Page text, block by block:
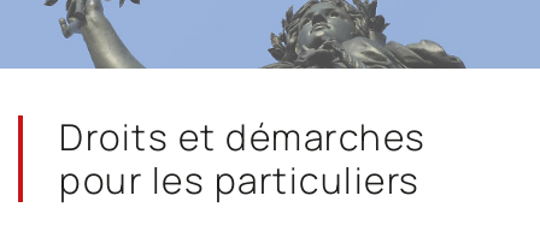
Droits et démarches
pour les particuliers